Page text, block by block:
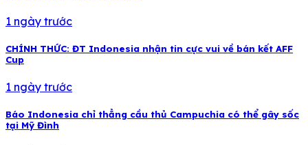
1 ngày trước
CHÍNH THỨC: ĐT Indonesia nhận tin cực vui về bán kết AFF
Cup
1 ngày trước
Báo Indonesia chỉ thẳng cầu thủ Campuchia có thể gây sốc
tại Mỹ Đình